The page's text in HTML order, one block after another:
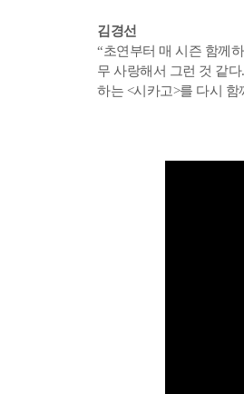
김경선
“초연부터 매 시즌 함께
무 사랑해서 그런 것 같
하는 <시카고>를 다시 함